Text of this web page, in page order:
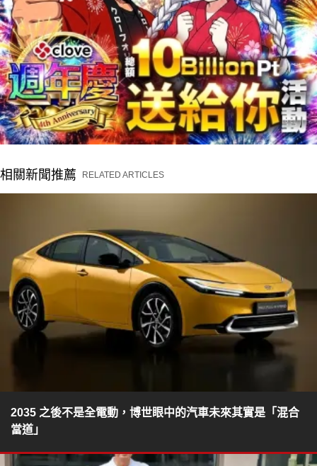
相關新聞推薦 RELATED ARTICLES
2035 之後不是全電動，博世眼中的汽車未來其實是「混合
當道」